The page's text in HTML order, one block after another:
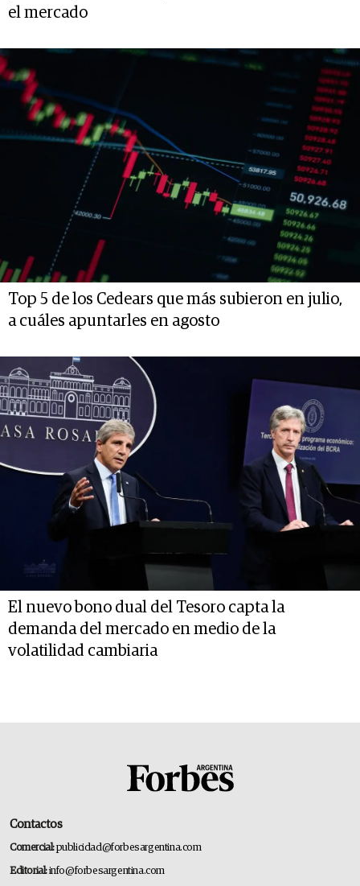
el mercado
Top 5 de los Cedears que más subieron en julio,
a cuáles apuntarles en agosto
El nuevo bono dual del Tesoro capta la
demanda del mercado en medio de la
volatilidad cambiaria
Contactos
Comercial:publicidad@forbesargentina.com
Editorial:info@forbesargentina.com